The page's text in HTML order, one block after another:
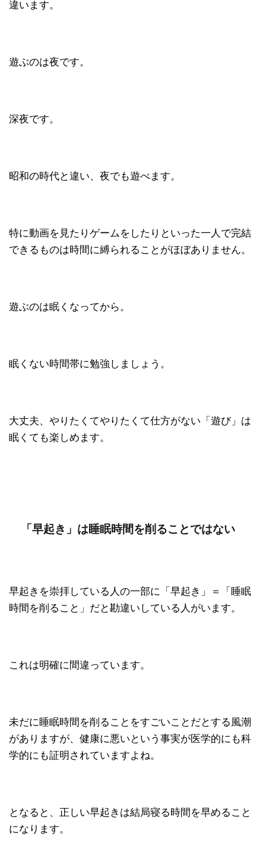
違います。
遊ぶのは夜です。
深夜です。
昭和の時代と違い、夜でも遊べます。
特に動画を見たりゲームをしたりといった一人で完結
できるものは時間に縛られることがほぼありません。
遊ぶのは眠くなってから。
眠くない時間帯に勉強しましょう。
大丈夫、やりたくてやりたくて仕方がない「遊び」は
眠くても楽しめます。
「早起き」は睡眠時間を削ることではない
早起きを崇拝している人の一部に「早起き」＝「睡眠
時間を削ること」だと勘違いしている人がいます。
これは明確に間違っています。
未だに睡眠時間を削ることをすごいことだとする風潮
がありますが、健康に悪いという事実が医学的にも科
学的にも証明されていますよね。
となると、正しい早起きは結局寝る時間を早めること
になります。